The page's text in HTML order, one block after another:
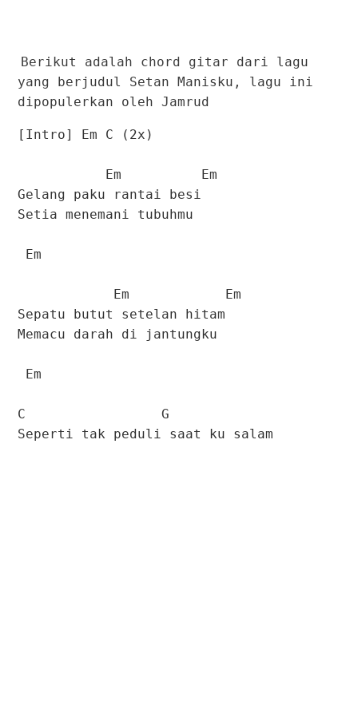
Berikut adalah chord gitar dari lagu
yang berjudul Setan Manisku, lagu ini
dipopulerkan oleh Jamrud
[Intro] Em C (2x)
Em Em
Gelang paku rantai besi
Setia menemani tubuhmu
Em
Em Em
Sepatu butut setelan hitam
Memacu darah di jantungku
Em
C G
Seperti tak peduli saat ku salam